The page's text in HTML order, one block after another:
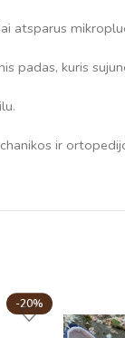
atsparus
padas, kuris
ir
-20%